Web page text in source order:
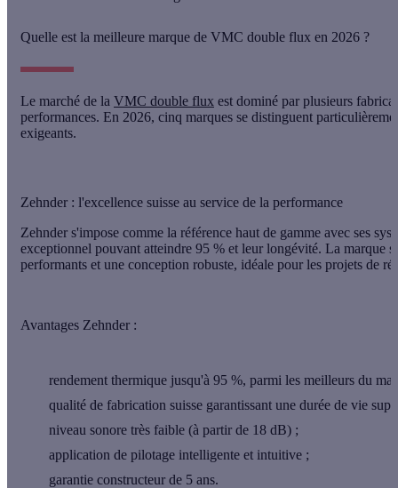
Quelle est la meilleure marque de VMC double flux en 2026 ?
Le marché de la VMC double flux est dominé par plusieurs
performances. En 2026, cinq marques se distinguent
exigeants.
Zehnder : l'excellence suisse au service de la performance
Zehnder s'impose comme la référence haut de gamme avec ses
exceptionnel pouvant atteindre 95 % et leur longévité. La marque
performants et une conception robuste, idéale pour les projets de
Avantages Zehnder :
rendement thermique jusqu'à 95 %, parmi les meilleurs du
qualité de fabrication suisse garantissant une durée de vie
niveau sonore très faible (à partir de 18 dB) ;
application de pilotage intelligente et intuitive ;
garantie constructeur de 5 ans.